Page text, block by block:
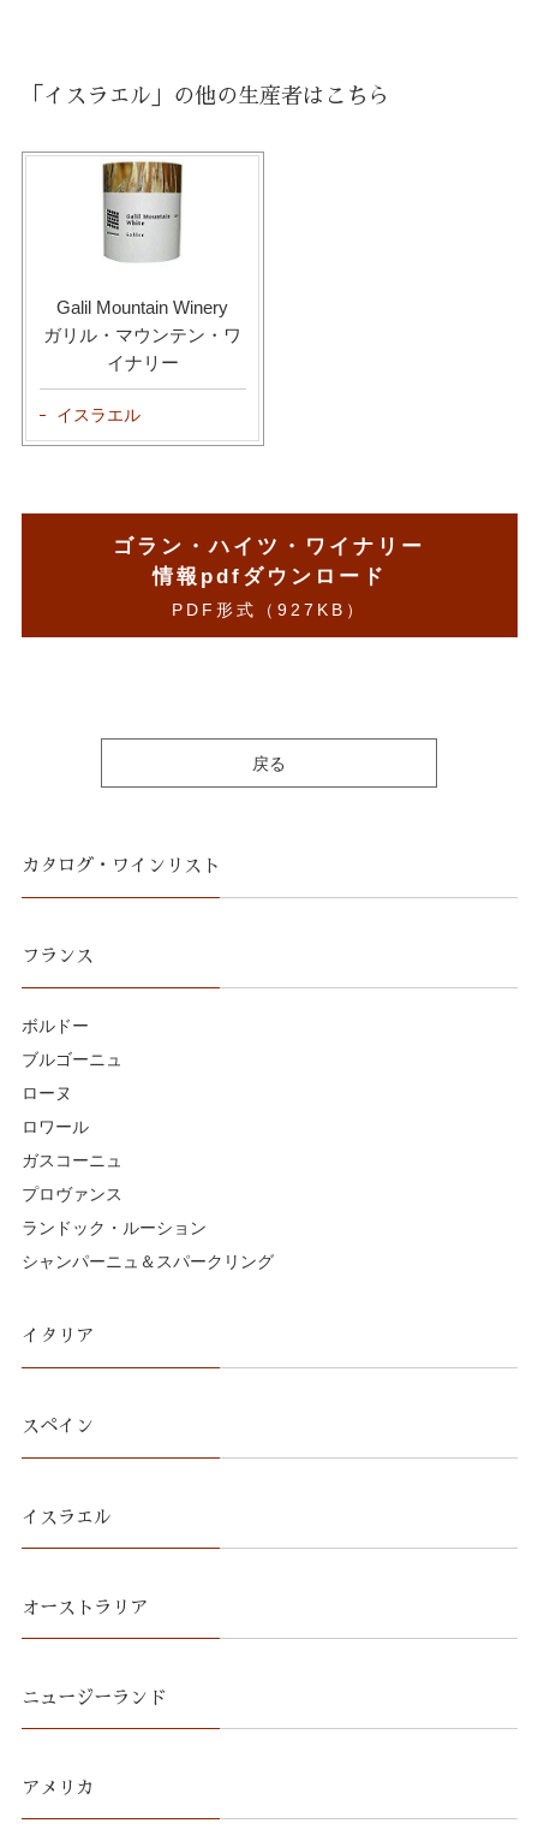
「イスラエル」の他の生産者はこちら
Galil Mountain Winery
ガリル・マウンテン・ワ
イナリー
イスラエル
ゴラン・ハイツ・ワイナリー
情報pdfダウンロード
PDF形式（927KB）
戻る
カタログ・ワインリスト
フランス
ボルドー
ブルゴーニュ
ローヌ
ロワール
ガスコーニュ
プロヴァンス
ランドック・ルーション
シャンパーニュ＆スパークリング
イタリア
スペイン
イスラエル
オーストラリア
ニュージーランド
アメリカ